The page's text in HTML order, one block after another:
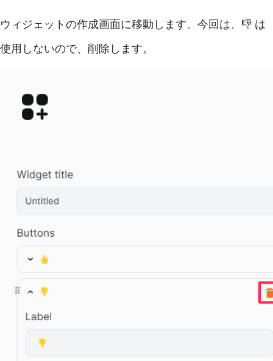
ウィジェットの作成画面に移動します。今回は、👎 は
使用しないので、削除します。